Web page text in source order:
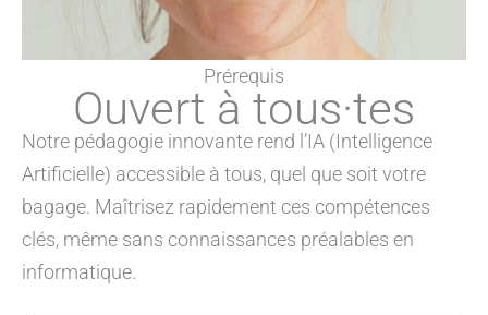
Prérequis
Ouvert à tous·tes
Notre pédagogie innovante rend l’IA (Intelligence
Artificielle) accessible à tous, quel que soit votre
bagage. Maîtrisez rapidement ces compétences
clés, même sans connaissances préalables en
informatique.